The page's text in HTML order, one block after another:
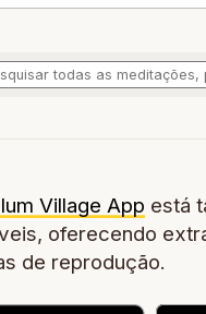
Village App está
oferecendo
de reprodução.